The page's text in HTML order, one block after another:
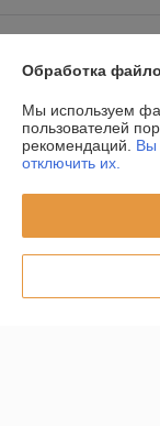
График работы
Полная версия
Сайт создан на
Обработка
Мы используем
пользователей
рекомендаций. Вы
отключить их.